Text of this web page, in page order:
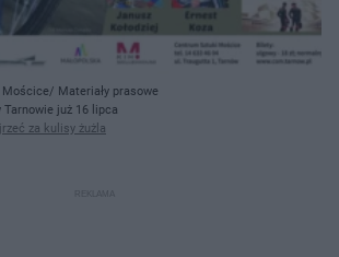
Materiały prasowe
w Tarnowie już 16 lipca
za kulisy żużla